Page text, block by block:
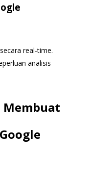
real-time.
analisis
Membuat